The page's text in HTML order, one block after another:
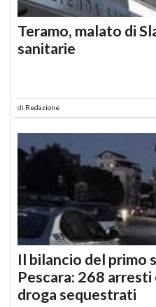
Teramo, malato di
sanitarie
di Redazione
Il bilancio del primo
Pescara: 268
droga sequestrati